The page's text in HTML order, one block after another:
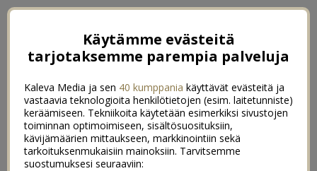
Käytämme evästeitä
tarjotaksemme parempia palveluja
Kaleva Media ja sen 40 kumppania käyttävät evästeitä ja
vastaavia teknologioita henkilötietojen (esim. laitetunniste)
keräämiseen. Tekniikoita käytetään esimerkiksi sivustojen
toiminnan optimoimiseen, sisältösuosituksiin,
kävijämäärien mittaukseen, markkinointiin sekä
tarkoituksenmukaisiin mainoksiin. Tarvitsemme
suostumuksesi seuraaviin: